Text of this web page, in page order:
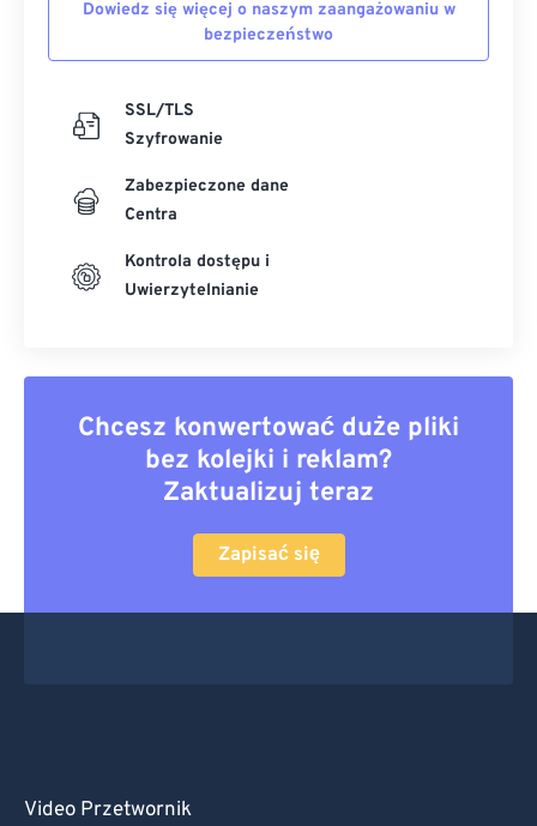
Dowiedz się więcej o naszym zaangażowaniu w
bezpieczeństwo
SSL/TLS
Szyfrowanie
Zabezpieczone dane
Centra
Kontrola dostępu i
Uwierzytelnianie
Chcesz konwertować duże pliki
bez kolejki i reklam?
Zaktualizuj teraz
Zapisać się
Video Przetwornik